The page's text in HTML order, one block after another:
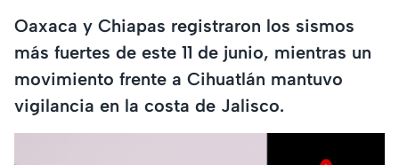
Oaxaca y Chiapas registraron los sismos
más fuertes de este 11 de junio, mientras un
movimiento frente a Cihuatlán mantuvo
vigilancia en la costa de Jalisco.